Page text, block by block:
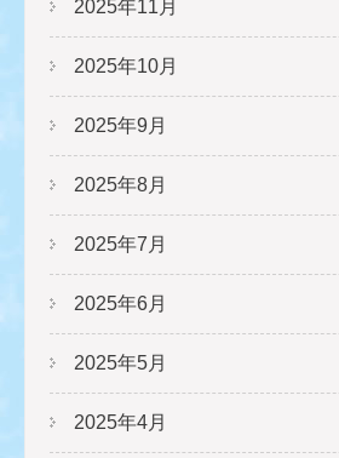
2025年11月
2025年10月
2025年9月
2025年8月
2025年7月
2025年6月
2025年5月
2025年4月